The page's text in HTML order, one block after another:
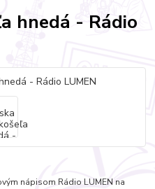
hnedá - Rádio
nápisom Rádio LUMEN na